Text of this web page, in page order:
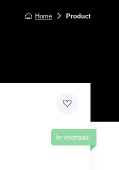
Home Product
In voorraad